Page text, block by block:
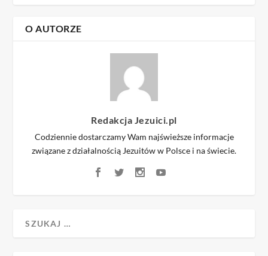
O AUTORZE
Redakcja Jezuici.pl
Codziennie dostarczamy Wam najświeższe informacje
związane z działalnością Jezuitów w Polsce i na świecie.